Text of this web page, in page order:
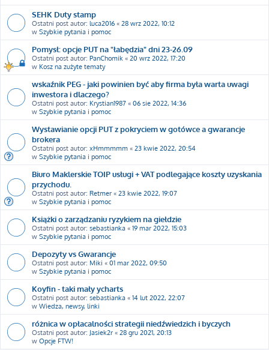
SEHK Duty stamp
Ostatni post autor: luca2016 « 28 wrz 2022, 10:12
w Szybkie pytania i pomoc
Pomysł: opcje PUT na "łabędzia" dni 23-26.09
Ostatni post autor: PanChomik « 20 wrz 2022, 17:20
w Kosz na zużyte tematy
wskaźnik PEG - jaki powinien być aby firma była warta uwagi
inwestora i dlaczego?
Ostatni post autor: Krystian1987 « 06 sie 2022, 14:36
w Szybkie pytania i pomoc
Wystawianie opcji PUT z pokryciem w gotówce a gwarancje
brokera
Ostatni post autor: xHmmmmm « 23 kwie 2022, 20:54
w Szybkie pytania i pomoc
Biuro Maklerskie TOIP usługi + VAT podlegające koszty uzyskania
przychodu.
Ostatni post autor: Retmer « 23 kwie 2022, 19:07
w Szybkie pytania i pomoc
Książki o zarządzaniu ryzykiem na giełdzie
Ostatni post autor: sebastianka « 19 mar 2022, 15:03
w Szybkie pytania i pomoc
Depozyty vs Gwarancje
Ostatni post autor: Miki « 01 mar 2022, 09:50
w Szybkie pytania i pomoc
Koyfin - taki mały ycharts
Ostatni post autor: sebastianka « 14 lut 2022, 22:07
w Wiedza, newsy, linki
różnica w opłacalności strategii niedźwiedzich i byczych
Ostatni post autor: Jasiek2r « 28 gru 2021, 20:13
w Opcje FTW!